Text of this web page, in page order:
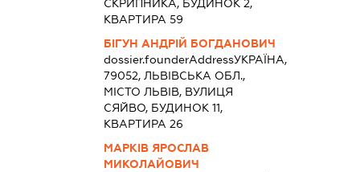
СКРИПНИКА, БУДИНОК 2,
КВАРТИРА 59
БІГУН АНДРІЙ БОГДАНОВИЧ
dossier.founderAddressУКРАЇНА,
79052, ЛЬВІВСЬКА ОБЛ.,
МІСТО ЛЬВІВ, ВУЛИЦЯ
СЯЙВО, БУДИНОК 11,
КВАРТИРА 26
МАРКІВ ЯРОСЛАВ
МИКОЛАЙОВИЧ